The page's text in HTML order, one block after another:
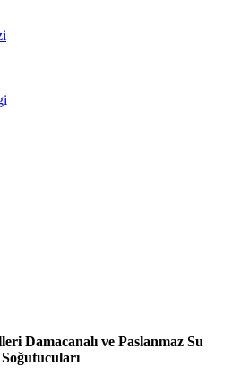
Damacanalı ve Paslanmaz Su
Soğutucuları